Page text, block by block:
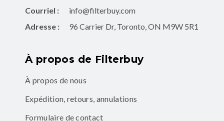
Courriel :
info@filterbuy.com
Adresse :
96 Carrier Dr, Toronto, ON M9W 5R1
À propos de Filterbuy
À propos de nous
Expédition, retours, annulations
Formulaire de contact